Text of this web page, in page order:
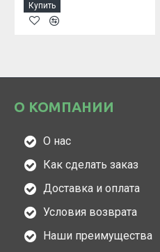
Купить
О КОМПАНИИ
О нас
Как сделать заказ
Доставка и оплата
Условия возврата
Наши преимущества